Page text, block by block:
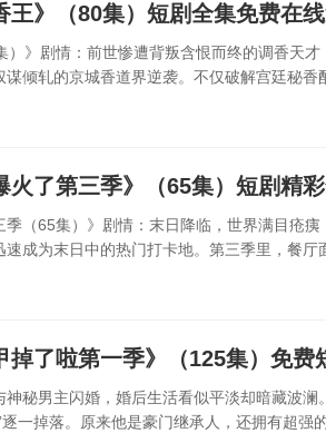
王》（80集）短剧全集免费在
）》剧情：前世惨遭背叛含恨而终的调香天
倾轧的京城香道界逆袭。不仅破解宫廷秘
火了第三季》（65集）短剧精
季（65集）》剧情：末日降临，世界满目疮
成为末日中的热门打卡地。第三季里，餐厅
掉了啦第一季》（125集）免费
秘男主闪婚，婚后生活看似平淡却暗藏波
一掉落。原来他是豪门继承人，还拥有超强